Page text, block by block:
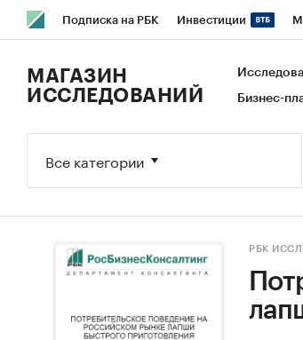
Подписка на РБК Инвестиции
Исследования Кредитные рейтинги
МАГАЗИН
ИССЛЕДОВАНИЙ
Бизнес-
Все категории
РБК